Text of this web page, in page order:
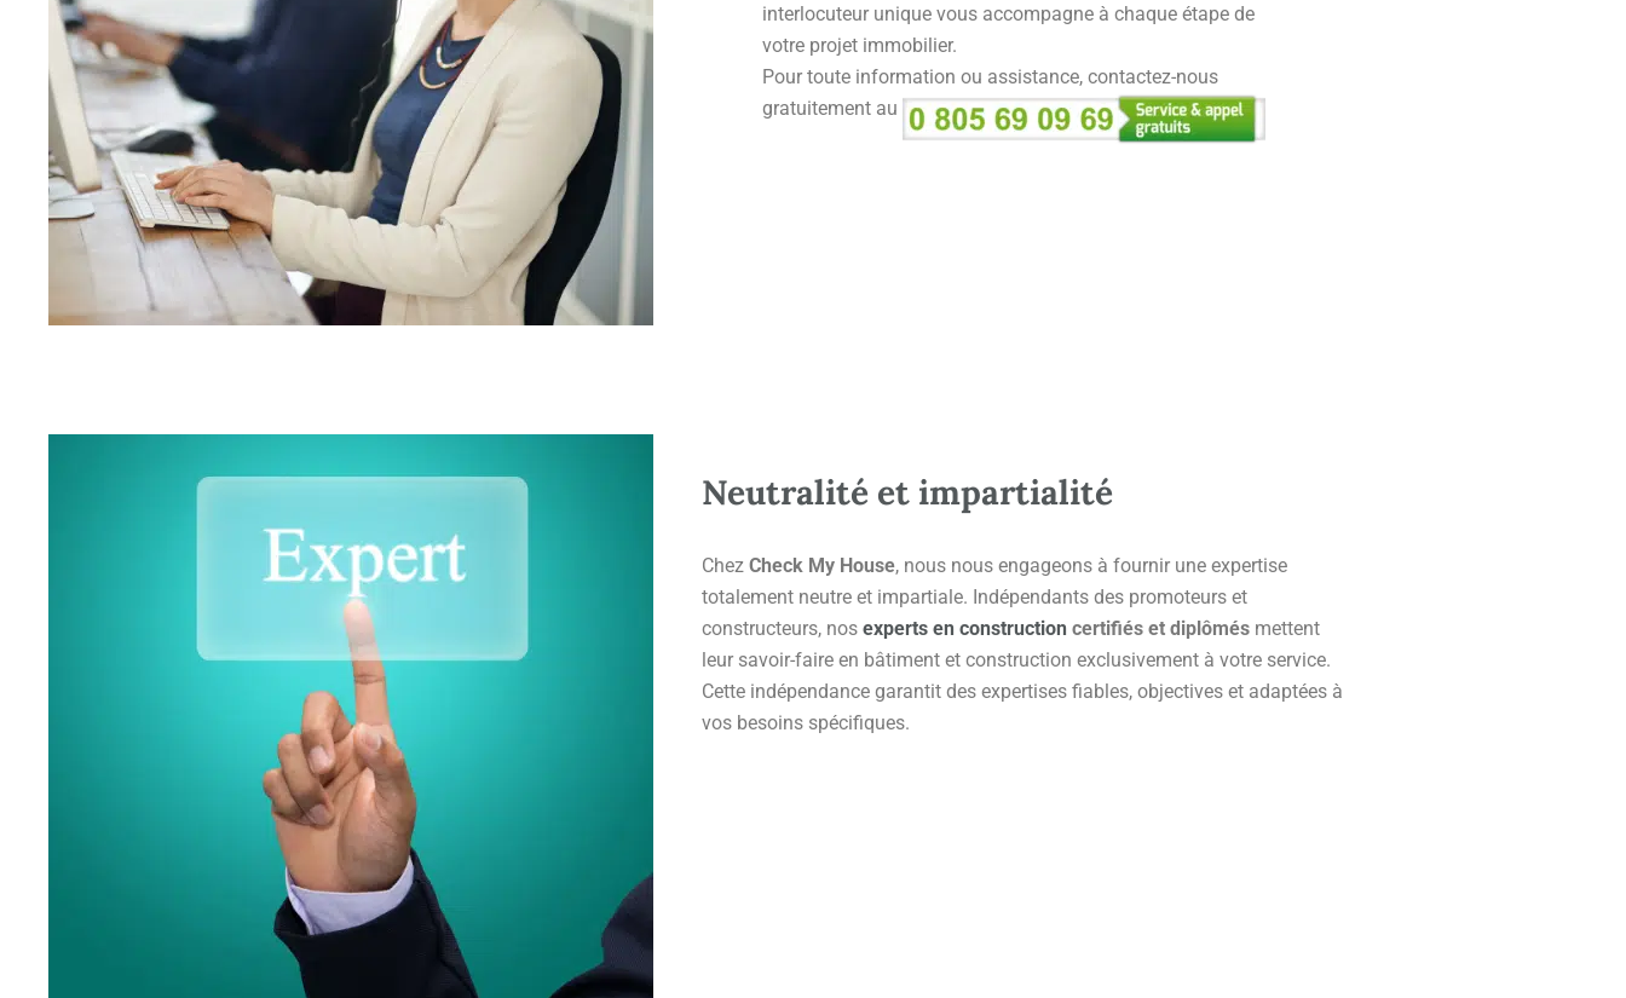
interlocuteur unique vous accompagne à chaque étape de
votre projet immobilier.
Pour toute information ou assistance, contactez-nous
gratuitement au
Neutralité et impartialité
Chez Check My House, nous nous engageons à fournir une expertise
totalement neutre et impartiale. Indépendants des promoteurs et
constructeurs, nos experts en construction certifiés et diplômés mettent
leur savoir-faire en bâtiment et construction exclusivement à votre service.
Cette indépendance garantit des expertises fiables, objectives et adaptées à
vos besoins spécifiques.